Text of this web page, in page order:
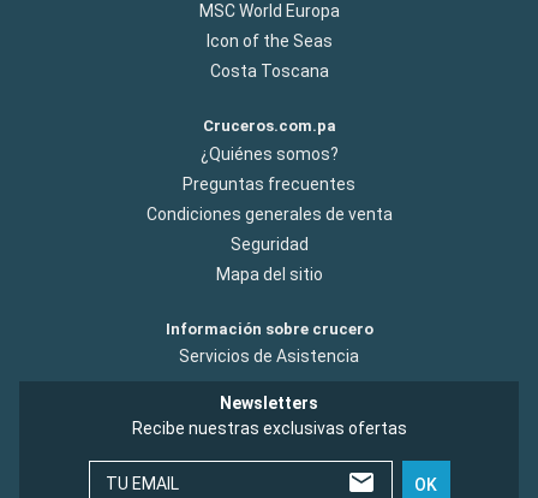
MSC World Europa
Icon of the Seas
Costa Toscana
Cruceros.com.pa
¿Quiénes somos?
Preguntas frecuentes
Condiciones generales de venta
Seguridad
Mapa del sitio
Información sobre crucero
Servicios de Asistencia
Newsletters
Recibe nuestras exclusivas ofertas
TU EMAIL OK